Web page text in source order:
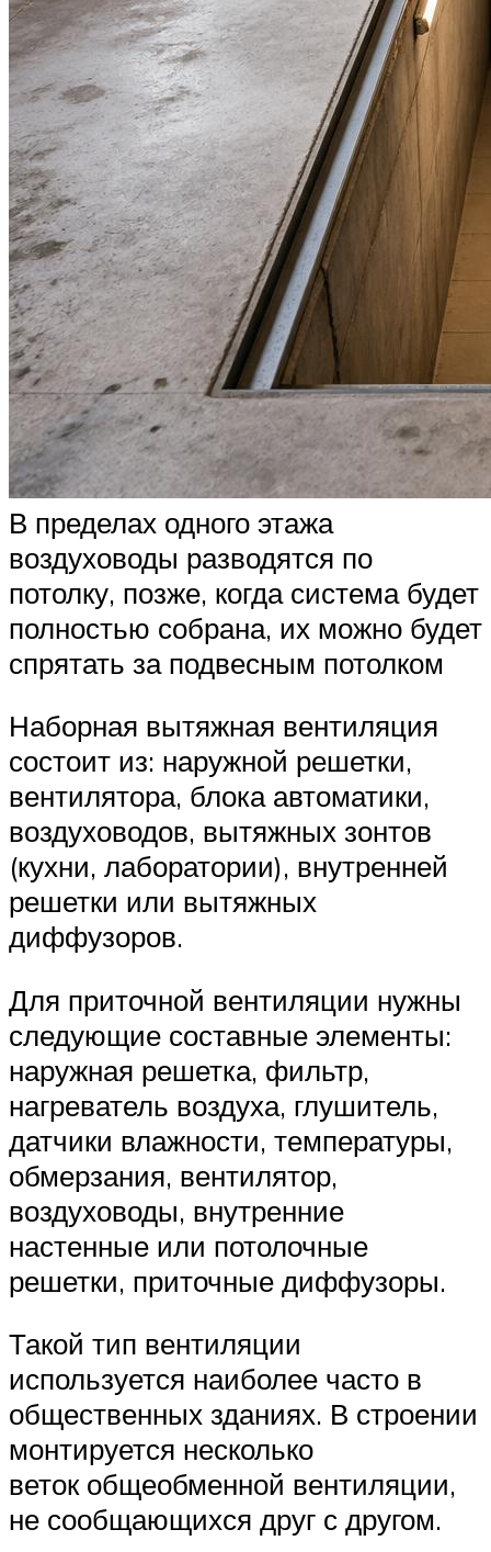
В пределах одного этажа
воздуховоды разводятся по
потолку, позже, когда система будет
полностью собрана, их можно будет
спрятать за подвесным потолком
Наборная вытяжная вентиляция
состоит из: наружной решетки,
вентилятора, блока автоматики,
воздуховодов, вытяжных зонтов
(кухни, лаборатории), внутренней
решетки или вытяжных
диффузоров.
Для приточной вентиляции нужны
следующие составные элементы:
наружная решетка, фильтр,
нагреватель воздуха, глушитель,
датчики влажности, температуры,
обмерзания, вентилятор,
воздуховоды, внутренние
настенные или потолочные
решетки, приточные диффузоры.
Такой тип вентиляции
используется наиболее часто в
общественных зданиях. В строении
монтируется несколько
веток общеобменной вентиляции,
не сообщающихся друг с другом.